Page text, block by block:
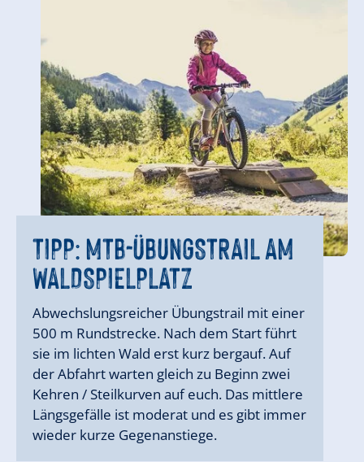
TIPP:MTB-ÜBUNGSTRAIL AM
WALDSPIELPLATZ
Abwechslungsreicher Übungstrail mit einer
500 m Rundstrecke. Nach dem Start führt
sie im lichten Wald erst kurz bergauf. Auf
der Abfahrt warten gleich zu Beginn zwei
Kehren / Steilkurven auf euch. Das mittlere
Längsgefälle ist moderat und es gibt immer
wieder kurze Gegenanstiege.